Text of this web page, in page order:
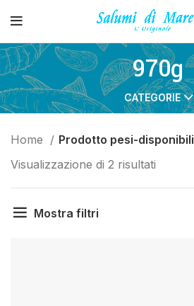
970g
CATEGORIE
Home Prodotto pesi-disponibili
Visualizzazione di 2 risultati
Mostra filtri